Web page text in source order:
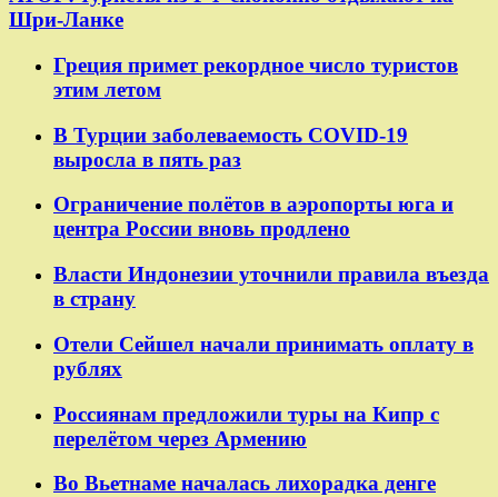
Шри-Ланке
Греция примет рекордное число туристов
этим летом
В Турции заболеваемость COVID-19
выросла в пять раз
Ограничение полётов в аэропорты юга и
центра России вновь продлено
Власти Индонезии уточнили правила въезда
в страну
Отели Сейшел начали принимать оплату в
рублях
Россиянам предложили туры на Кипр с
перелётом через Армению
Во Вьетнаме началась лихорадка денге